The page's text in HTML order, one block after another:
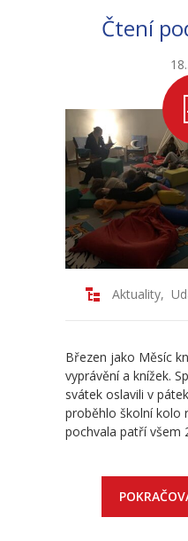
Čtení
Aktuality,
Březen jako Měsíc
vyprávění a knížek.
svátek oslavili v
proběhlo školní kolo
pochvala patří všem